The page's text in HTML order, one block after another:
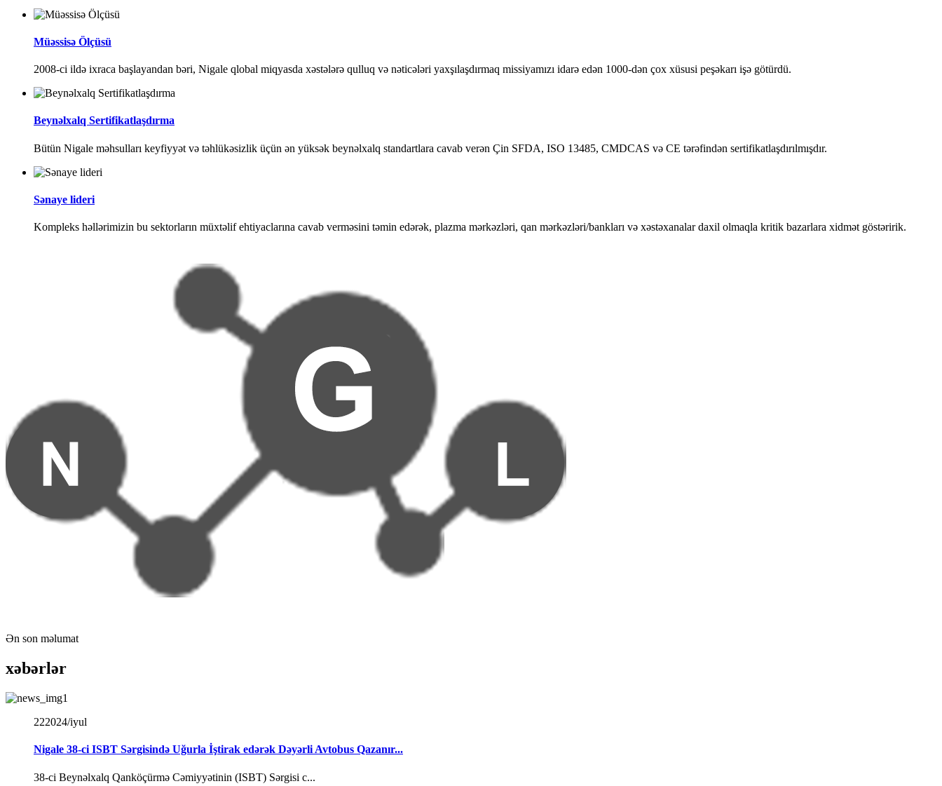
Müəssisə Ölçüsü
2008-ci ildə ixraca başlayandan bəri, Nigale qlobal miqyasda xəstələrə qulluq və nəticələri yaxşılaşdırmaq missiyamızı idarə edən 1000-dən çox xüsusi peşəkarı işə götürdü.
Beynəlxalq Sertifikatlaşdırma
Bütün Nigale məhsulları keyfiyyət və təhlükəsizlik üçün ən yüksək beynəlxalq standartlara cavab verən Çin SFDA, ISO 13485, CMDCAS və CE tərəfindən sertifikatlaşdırılmışdır.
Sənaye lideri
Kompleks həllərimizin bu sektorların müxtəlif ehtiyaclarına cavab verməsini təmin edərək, plazma mərkəzləri, qan mərkəzləri/bankları və xəstəxanalar daxil olmaqla kritik bazarlara xidmət göstəririk.
Ən son məlumat
xəbərlər
222024/iyul
Nigale 38-ci ISBT Sərgisində Uğurla İştirak edərək Dəyərli Avtobus Qazanır...
38-ci Beynəlxalq Qanköçürmə Cəmiyyətinin (ISBT) Sərgisi c...